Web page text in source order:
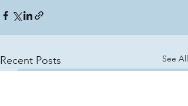
Recent Posts See All